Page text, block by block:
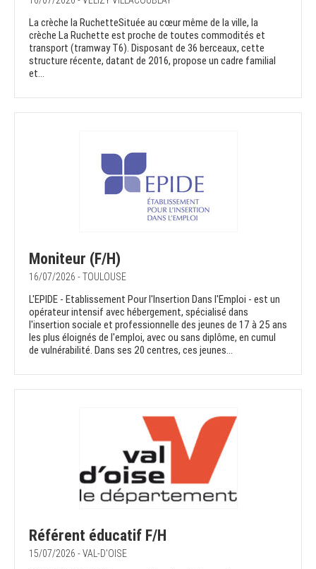
La crèche la RuchetteSituée au cœur même de la ville, la
crèche La Ruchette est proche de toutes commodités et
transport (tramway T6). Disposant de 36 berceaux, cette
structure récente, datant de 2016, propose un cadre familial
et...
Moniteur (F/H)
16/07/2026 - TOULOUSE
L'EPIDE - Etablissement Pour l'Insertion Dans l'Emploi - est un
opérateur intensif avec hébergement, spécialisé dans
l'insertion sociale et professionnelle des jeunes de 17 à 25 ans
les plus éloignés de l'emploi, avec ou sans diplôme, en cumul
de vulnérabilité. Dans ses 20 centres, ces jeunes...
Référent éducatif F/H
15/07/2026 - VAL-D'OISE